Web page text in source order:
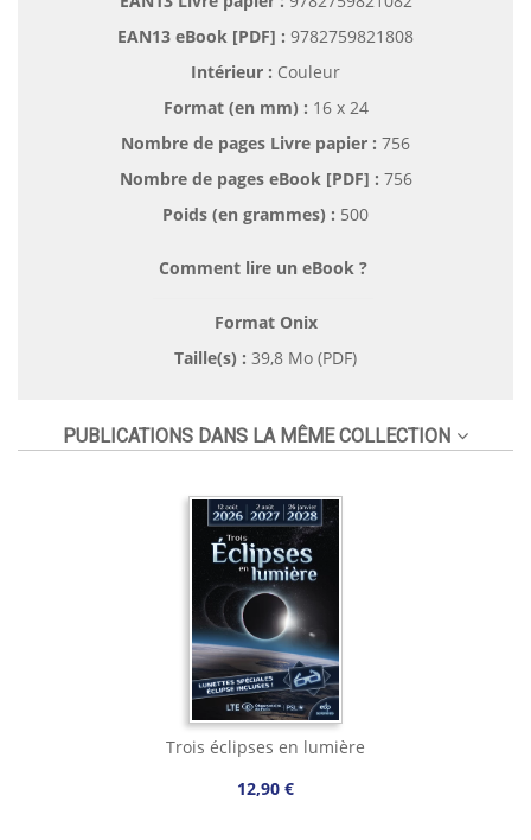
EAN13 eBook [PDF] : 9782759821808
Intérieur : Couleur
Format (en mm) : 16 x 24
Nombre de pages Livre papier : 756
Nombre de pages eBook [PDF] : 756
Poids (en grammes) : 500
Comment lire un eBook ?
Format Onix
Taille(s) : 39,8 Mo (PDF)
PUBLICATIONS DANS LA MÊME COLLECTION
Trois éclipses en lumière
12,90 €